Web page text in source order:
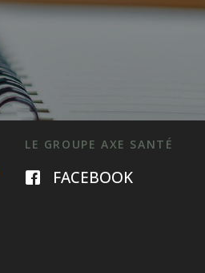
LE GROUPE AXE SANTÉ
FACEBOOK